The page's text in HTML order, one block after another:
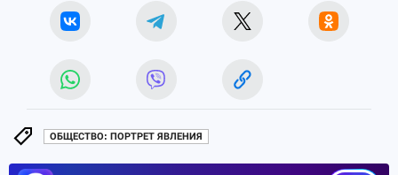
ОБЩЕСТВО: ПОРТРЕТ ЯВЛЕНИЯ